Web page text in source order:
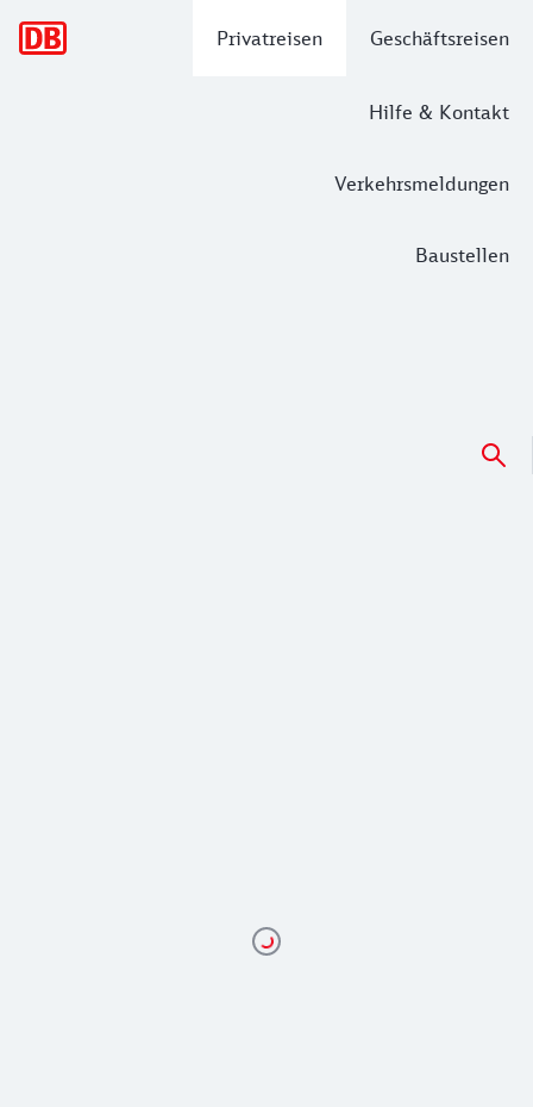
Privatreisen Geschäftsreisen
Hilfe & Kontakt
Verkehrsmeldungen
Baustellen